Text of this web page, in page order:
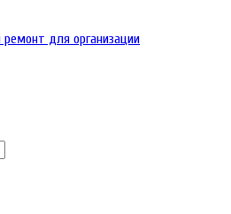
для организации